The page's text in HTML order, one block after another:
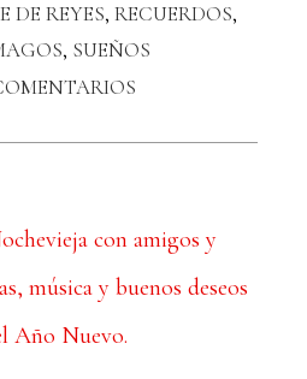
DE REYES, RECUERDOS,
, SUEÑOS